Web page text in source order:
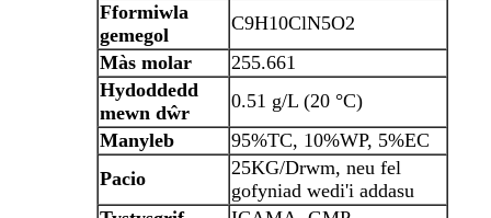
Fformiwla
gemegol
C9H10ClN5O2
Màs molar
255.661
Hydoddedd
mewn dŵr
0.51 g/L (20 °C)
Manyleb
95%TC, 10%WP, 5%EC
Pacio
25KG/Drwm, neu fel
gofyniad wedi'i addasu